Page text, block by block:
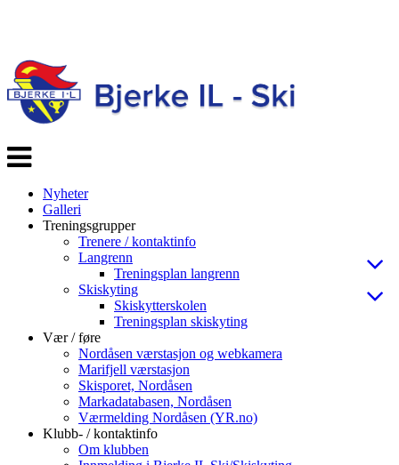
Veksle
navigasjon
Nyheter
Galleri
Treningsgrupper
Trenere / kontaktinfo
Langrenn
Treningsplan langrenn
Skiskyting
Skiskytterskolen
Treningsplan skiskyting
Vær / føre
Nordåsen værstasjon og webkamera
Marifjell værstasjon
Skisporet, Nordåsen
Markadatabasen, Nordåsen
Værmelding Nordåsen (YR.no)
Klubb- / kontaktinfo
Om klubben